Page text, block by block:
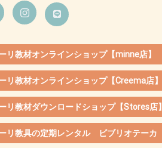
リ教材オンラインショップ【minne店】
リ教材オンラインショップ【Creema店】
リ教材ダウンロードショップ【Stores店】
リ教具の定期レンタル ビブリオテーカ